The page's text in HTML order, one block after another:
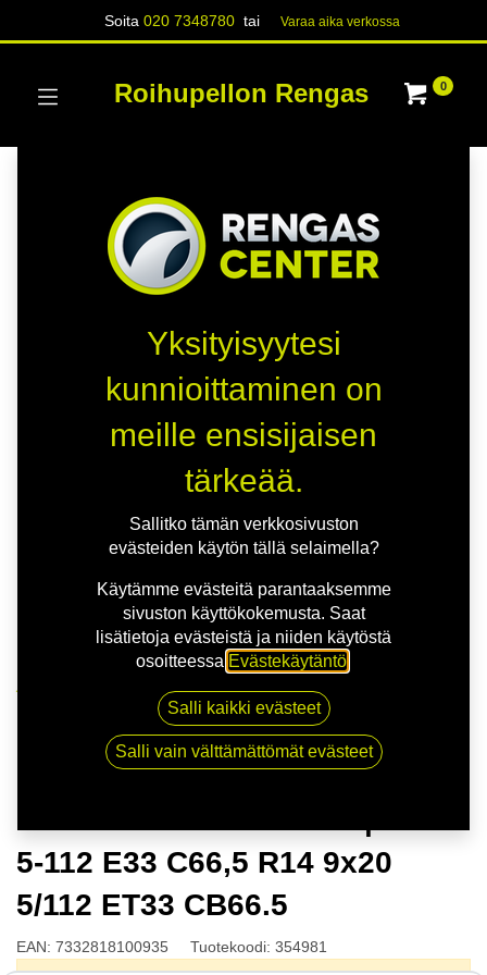
Soita020 7348780 tai Varaa aika verk​​​​ossa
Roihupellon Rengas 0
NITRO AERO FF G.BLK | 9X20 5-112 E33 C66,5 R14
9x20 5/112 ET33 CB66.5
5-112 E33 C66,5 R14 9x20
5/112 ET33 CB66.5
EAN: 7332818100935 Tuotekoodi: 354981
Yksityisyytesi
kunnioittaminen on
meille ensisijaisen
tärkeää.
Sallitko tämän verkkosivuston
evästeiden käytön tällä selaimella?
Käytämme evästeitä parantaaksemme
sivuston käyttökokemusta. Saat
lisätietoja evästeistä ja niiden käytöstä
osoitteessa Evästekäytäntö
Salli kaikki evästeet
Salli vain välttämättömät evästeet